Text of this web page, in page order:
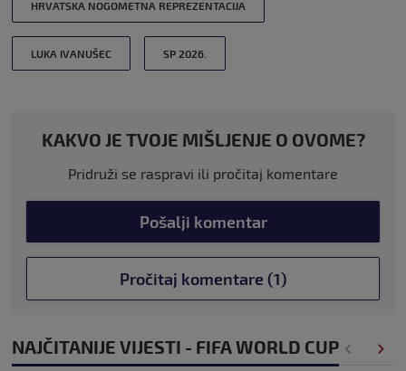
HRVATSKA NOGOMETNA REPREZENTACIJA
LUKA IVANUŠEC SP 2026.
KAKVO JE TVOJE MIŠLJENJE O OVOME?
Pridruži se raspravi ili pročitaj komentare
Pošalji komentar
Pročitaj komentare (1)
NAJČITANIJE VIJESTI - FIFA WORLD CUP